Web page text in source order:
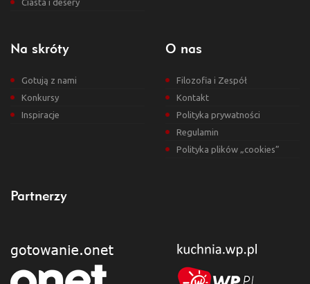
Ciasta i desery
Na skróty
Gotują z nami
Konkursy
Inspiracje
O nas
Filozofia i Zespół
Kontakt
Polityka prywatności
Regulamin
Polityka plików „cookies”
Partnerzy